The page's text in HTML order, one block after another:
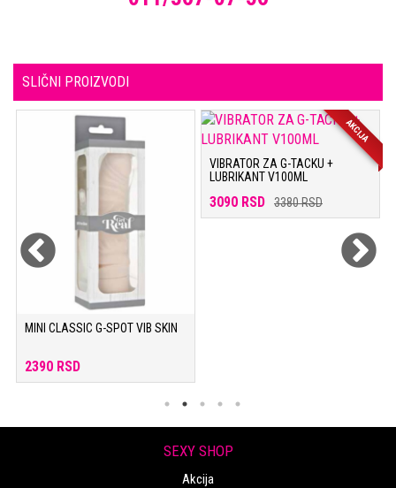
SLIČNI PROIZVODI
MINI CLASSIC G-SPOT VIB SKIN
2390 RSD
AKCIJA
VIBRATOR ZA G-TACKU +
LUBRIKANT V100ML
3090 RSD 3380 RSD
SEXY SHOP
Akcija